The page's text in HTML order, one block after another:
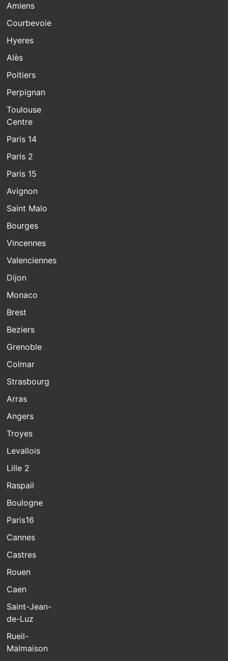
Amiens
Courbevoie
Hyeres
Alès
Poitiers
Perpignan
Toulouse
Centre
Paris 14
Paris 2
Paris 15
Avignon
Saint Malo
Bourges
Vincennes
Valenciennes
Dijon
Monaco
Brest
Beziers
Grenoble
Colmar
Strasbourg
Arras
Angers
Troyes
Levallois
Lille 2
Raspail
Boulogne
Paris16
Cannes
Castres
Rouen
Caen
Saint-Jean-
de-Luz
Rueil-
Malmaison